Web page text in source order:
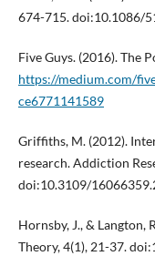
674-715. doi:10.1086/
Five Guys. (2016). The
https://medium.com/
ce6771141589
Griffiths, M. (2012).
research. Addiction
doi:10.3109/
Hornsby, J., & Langton,
Theory, 4(1), 21-37.